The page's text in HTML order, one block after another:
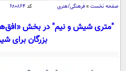
اقتصاد
اقتصادی
خودرو
جامعه
اجتماعی
ورزشی
صفحه نخست » فرهنگی/هنری کد۶۸۰۸۶۴
"متری شیش و نیم" در بخش
بزرگان برای